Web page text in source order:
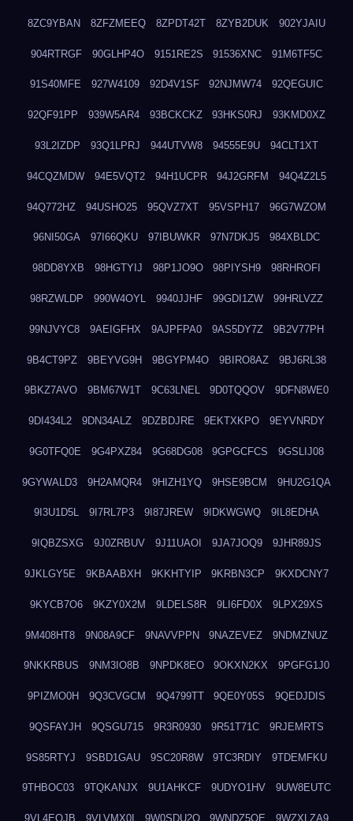
8ZC9YBAN 8ZFZMEEQ 8ZPDT42T 8ZYB2DUK 902YJAIU
904RTRGF 90GLHP4O 9151RE2S 91536XNC 91M6TF5C
91S40MFE 927W4109 92D4V1SF 92NJMW74 92QEGUIC
92QF91PP 939W5AR4 93BCKCKZ 93HKS0RJ 93KMD0XZ
93L2IZDP 93Q1LPRJ 944UTVW8 94555E9U 94CLT1XT
94CQZMDW 94E5VQT2 94H1UCPR 94J2GRFM 94Q4Z2L5
94Q772HZ 94USHO25 95QVZ7XT 95VSPH17 96G7WZOM
96NI50GA 97I66QKU 97IBUWKR 97N7DKJ5 984XBLDC
98DD8YXB 98HGTYIJ 98P1JO9O 98PIYSH9 98RHROFI
98RZWLDP 990W4OYL 9940JJHF 99GDI1ZW 99HRLVZZ
99NJVYC8 9AEIGFHX 9AJPFPA0 9AS5DY7Z 9B2V77PH
9B4CT9PZ 9BEYVG9H 9BGYPM4O 9BIRO8AZ 9BJ6RL38
9BKZ7AVO 9BM67W1T 9C63LNEL 9D0TQQOV 9DFN8WE0
9DI434L2 9DN34ALZ 9DZBDJRE 9EKTXKPO 9EYVNRDY
9G0TFQ0E 9G4PXZ84 9G68DG08 9GPGCFCS 9GSLIJ08
9GYWALD3 9H2AMQR4 9HIZH1YQ 9HSE9BCM 9HU2G1QA
9I3U1D5L 9I7RL7P3 9I87JREW 9IDKWGWQ 9IL8EDHA
9IQBZSXG 9J0ZRBUV 9J11UAOI 9JA7JOQ9 9JHR89JS
9JKLGY5E 9KBAABXH 9KKHTYIP 9KRBN3CP 9KXDCNY7
9KYCB7O6 9KZY0X2M 9LDELS8R 9LI6FD0X 9LPX29XS
9M408HT8 9N08A9CF 9NAVVPPN 9NAZEVEZ 9NDMZNUZ
9NKKRBUS 9NM3IO8B 9NPDK8EO 9OKXN2KX 9PGFG1J0
9PIZMO0H 9Q3CVGCM 9Q4799TT 9QE0Y05S 9QEDJDIS
9QSFAYJH 9QSGU715 9R3R0930 9R51T71C 9RJEMRTS
9S85RTYJ 9SBD1GAU 9SC20R8W 9TC3RDIY 9TDEMFKU
9THBOC03 9TQKANJX 9U1AHKCF 9UDYO1HV 9UW8EUTC
9VL4EOJB 9VLVMX0I 9W0SDU2O 9WNDZ5OE 9WZXLZA9